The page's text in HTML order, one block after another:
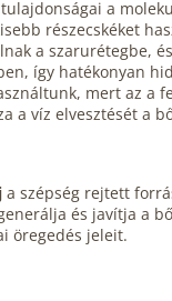
tulajdonságai a
részecskéket
a szarurétegbe,
így hatékonyan
mert az a
a víz elvesztését a
a szépség rejtett
és javítja a
öregedés jeleit.